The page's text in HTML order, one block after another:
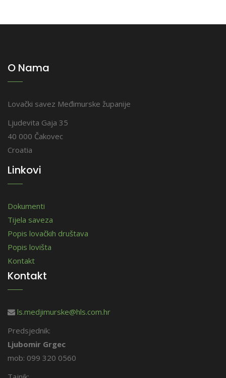
O Nama
Lovački savez Međimurske županije
Ljudevita Gaja 35
40 000 Čakovec
Croatia
Linkovi
Dokumenti
Tijela saveza
Popis lovačkih društava
Popis lovišta
Kontakt
Kontakt
ls.medjimurske@hls.com.hr
Predsjednik:
Ljubomir Grgec
mob: 099 320 0560